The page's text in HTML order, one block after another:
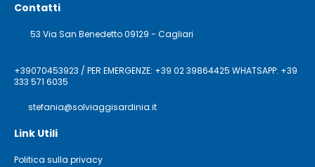
Contatti
53 Via San Benedetto 09129 - Cagliari
+39070453923 / PER EMERGENZE: +39 02 39864425 WHATSAPP: +39
333 571 6035
stefania@solviaggisardinia.it
Link Utili
Politica sulla privacy